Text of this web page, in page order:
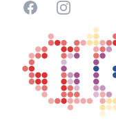
FacebookInstagram